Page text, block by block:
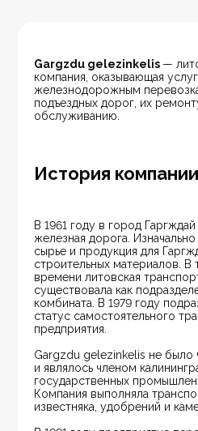
Gargzdu gelezinkelis —
компания, оказывающая
железнодорожным
подъездных дорог, их
обслуживанию.
История компании
В 1961 году в город
железная дорога.
сырье и продукция для
строительных материалов. В
времени литовская
существовала как
комбината. В 1979 году
статус самостоятельного
предприятия.
Gargzdu gelezinkelis не было
и являлось членом
государственных
Компания выполняла
известняка, удобрений и